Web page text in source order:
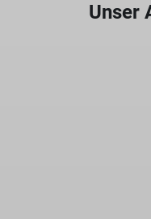
Unser